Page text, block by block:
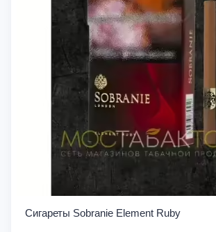
Сигареты Sobranie Element Ruby